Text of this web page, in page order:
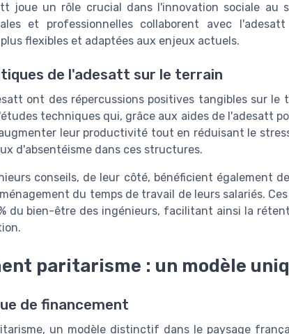
joue un rôle crucial dans l'innovation sociale au
et professionnelles collaborent avec
flexibles et adaptées aux enjeux actuels.
de l'adesatt sur le terrain
ont des répercussions positives tangibles sur le
techniques qui, grâce aux aides de l'adesatt
leur productivité tout en réduisant le
d'absentéisme dans ces structures.
conseils, de leur côté, bénéficient également
du temps de travail de leurs salariés.
du bien-être des ingénieurs, facilitant ainsi la
paritarisme : un modèle
de financement
un modèle distinctif dans le paysage